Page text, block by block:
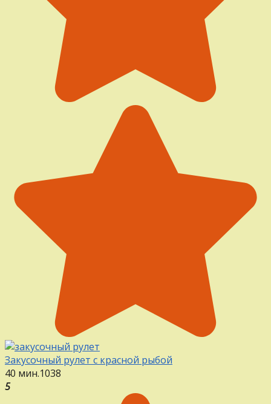
Закусочный рулет с красной рыбой
40 мин.1038
5